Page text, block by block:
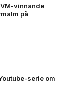
vinnande
på
serie om